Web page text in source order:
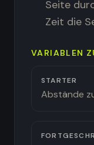
Seite
Zeit die
VARIABLEN
STARTER
Abstände